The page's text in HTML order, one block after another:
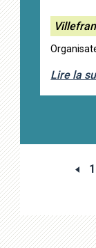
Lire la
1